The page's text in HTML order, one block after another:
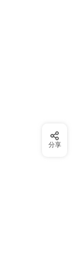
分享